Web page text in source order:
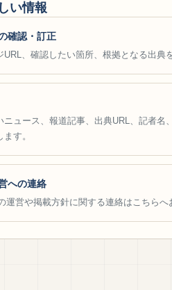
い情報
確認・訂正
URL、確認したい箇所、根拠となる出典
ニュース、報道記事、出典URL、記者名
す。
への連絡
運営や掲載方針に関する連絡はこちらへ